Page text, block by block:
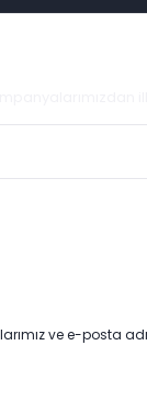
ve e-posta